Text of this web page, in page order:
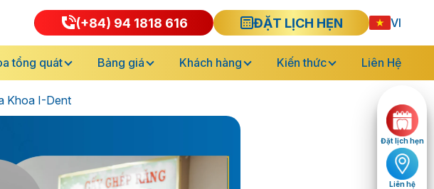
Đặt lịch hẹn
Liên hệ
(+84) 94 1818 616 ĐẶT LỊCH HẸN VI
tổng quát Bảng giá Khách hàng Kiến thức Liên Hệ
Khoa I-Dent